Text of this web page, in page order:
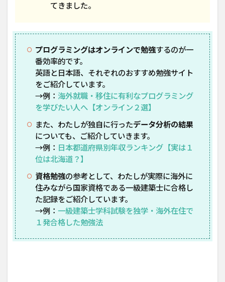
てきました。
プログラミングはオンラインで勉強するのが一
番効率的です。
英語と日本語、それぞれのおすすめ勉強サイト
をご紹介しています。
→例： 海外就職・移住に有利なプログラミング
を学びたい人へ【オンライン２選】
また、わたしが独自に行ったデータ分析の結果
についても、ご紹介していきます。
→例： 日本都道府県別年収ランキング【実は１
位は北海道？】
資格勉強の参考として、わたしが実際に海外に
住みながら国家資格である一級建築士に合格し
た記録をご紹介しています。
→例： 一級建築士学科試験を独学・海外在住で
１発合格した勉強法